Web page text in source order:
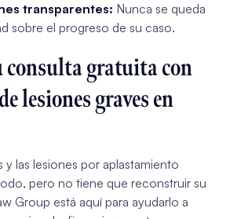
transparentes: Nunca se queda
sobre el progreso de su caso.
consulta gratuita con
lesiones graves en
y las lesiones por aplastamiento
pero no tiene que reconstruir su
Group está aquí para ayudarlo a